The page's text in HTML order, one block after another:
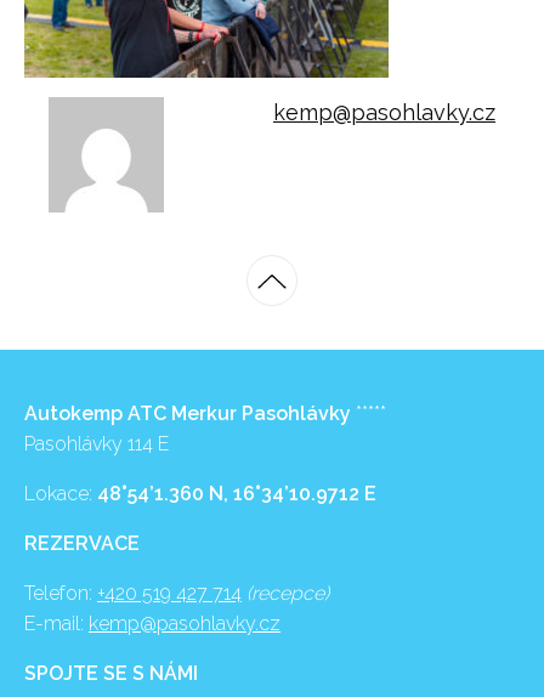
kemp@pasohlavky.cz
Autokemp ATC Merkur Pasohlávky *****
Pasohlávky 114 E
Lokace: 48°54’1.360 N, 16°34’10.9712 E
REZERVACE
Telefon: +420 519 427 714 (recepce)
E-mail: kemp@pasohlavky.cz
SPOJTE SE S NÁMI